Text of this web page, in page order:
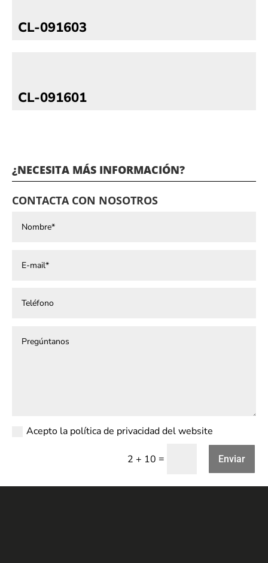
CL-091603
CL-091601
¿NECESITA MÁS INFORMACIÓN?
CONTACTA CON NOSOTROS
Acepto la política de privacidad del website
2 + 10 = Enviar